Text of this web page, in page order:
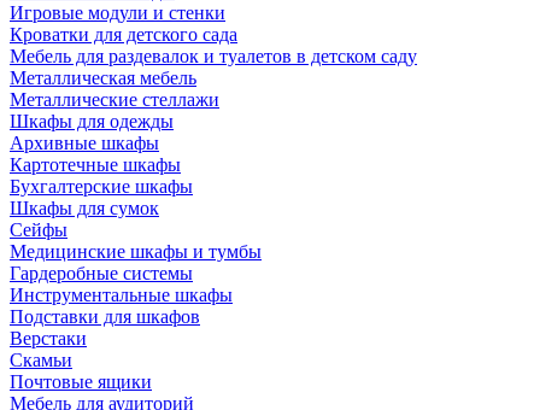
Игровые модули и стенки
Кроватки для детского сада
Мебель для раздевалок и туалетов в детском саду
Металлическая мебель
Металлические стеллажи
Шкафы для одежды
Архивные шкафы
Картотечные шкафы
Бухгалтерские шкафы
Шкафы для сумок
Сейфы
Медицинские шкафы и тумбы
Гардеробные системы
Инструментальные шкафы
Подставки для шкафов
Верстаки
Скамьи
Почтовые ящики
Мебель для аудиторий